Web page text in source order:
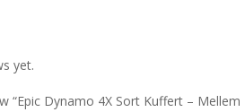
yet.
“Epic Dynamo 4X Sort Kuffert – Mellem